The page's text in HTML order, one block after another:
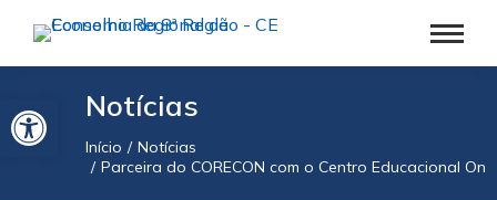
Barra de Ferramentas AbertaNotícias
Você está aqui:
Início
Notícias
Parceira do CORECON com o Centro Educacional